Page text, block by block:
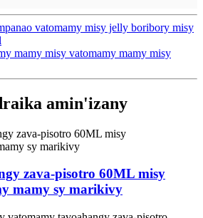
vatomamy misy jelly boribory misy
mamy misy vatomamy mamy misy
amin'izany
zava-pisotro 60ML misy
mamy sy marikivy